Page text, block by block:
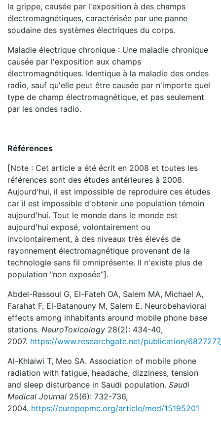
la grippe, causée par l'exposition à des champs
électromagnétiques, caractérisée par une panne
soudaine des systèmes électriques du corps.
Maladie électrique chronique : Une maladie chronique
causée par l'exposition aux champs
électromagnétiques. Identique à la maladie des ondes
radio, sauf qu'elle peut être causée par n'importe quel
type de champ électromagnétique, et pas seulement
par les ondes radio.
Références
[Note : Cet article a été écrit en 2008 et toutes les
références sont des études antérieures à 2008.
Aujourd'hui, il est impossible de reproduire ces études
car il est impossible d'obtenir une population témoin
aujourd'hui. Tout le monde dans le monde est
aujourd'hui exposé, volontairement ou
involontairement, à des niveaux très élevés de
rayonnement électromagnétique provenant de la
technologie sans fil omniprésente. Il n'existe plus de
population "non exposée"].
Abdel-Rassoul G, El-Fateh OA, Salem MA, Michael A,
Farahat F, El-Batanouny M, Salem E. Neurobehavioral
effects among inhabitants around mobile phone base
stations. NeuroToxicology 28(2): 434-40,
2007. https://www.researchgate.net/publication/
Al-Khlaiwi T, Meo SA. Association of mobile phone
radiation with fatigue, headache, dizziness, tension
and sleep disturbance in Saudi population. Saudi
Medical Journal 25(6): 732-736,
2004. https://europepmc.org/article/med/15195201